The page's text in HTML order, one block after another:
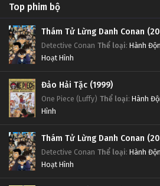
Top phim bộ
Thám Tử Lừng Danh Conan
Detective Conan Thể loại: Hành
Hoạt Hình
Đảo Hải Tặc (1999)
One Piece (Luffy) Thể loại: Hành
Hình
Thám Tử Lừng Danh Conan
Detective Conan Thể loại: Hành
Hoạt Hình